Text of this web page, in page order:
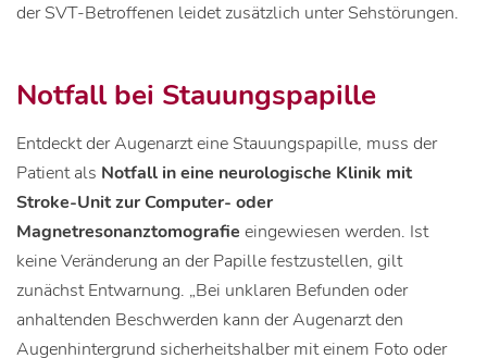
der SVT-Betroffenen leidet zusätzlich unter Sehstörungen.
Notfall bei Stauungspapille
Entdeckt der Augenarzt eine Stauungspapille, muss der
Patient als Notfall in eine neurologische Klinik mit
Stroke-Unit zur Computer- oder
Magnetresonanztomografie eingewiesen werden. Ist
keine Veränderung an der Papille festzustellen, gilt
zunächst Entwarnung. „Bei unklaren Befunden oder
anhaltenden Beschwerden kann der Augenarzt den
Augenhintergrund sicherheitshalber mit einem Foto oder